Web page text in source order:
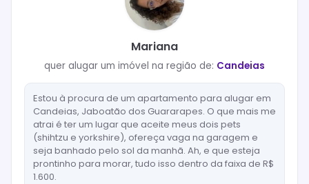
Mariana
quer alugar um imóvel na região de: Candeias
Estou à procura de um apartamento para alugar em
Candeias, Jaboatão dos Guararapes. O que mais me
atrai é ter um lugar que aceite meus dois pets
(shihtzu e yorkshire), ofereça vaga na garagem e
seja banhado pelo sol da manhã. Ah, e que esteja
prontinho para morar, tudo isso dentro da faixa de R$
1.600.